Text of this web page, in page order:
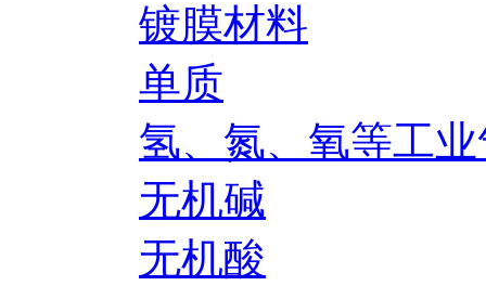
镀膜材料
单质
氢、氮、氧等工
无机碱
无机酸